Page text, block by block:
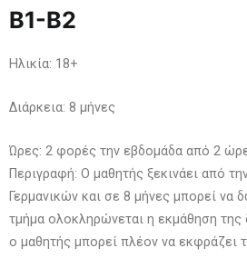
Β1-B2
Ηλικία: 18+
Διάρκεια: 8 μήνες
Ώρες: 2 φορές την εβδομάδα από 2
Περιγραφή: Ο μαθητής ξεκινάει από
Γερμανικών και σε 8 μήνες μπορεί να
τμήμα ολοκληρώνεται η εκμάθηση
ο μαθητής μπορεί πλέον να εκφράζει